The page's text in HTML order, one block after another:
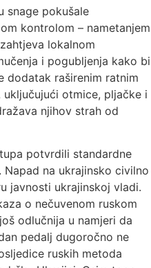
snage pokušale
kontrolom – nametanjem
lokalnom
i pogubljenja kako bi
dodatak raširenim ratnim
otmice, pljačke i
njihov strah od
potvrdili standardne
na ukrajinsko civilno
javnosti ukrajinskoj vladi.
o nečuvenom ruskom
odlučnija u namjeri da
pedalj dugoročno ne
ruskih metoda